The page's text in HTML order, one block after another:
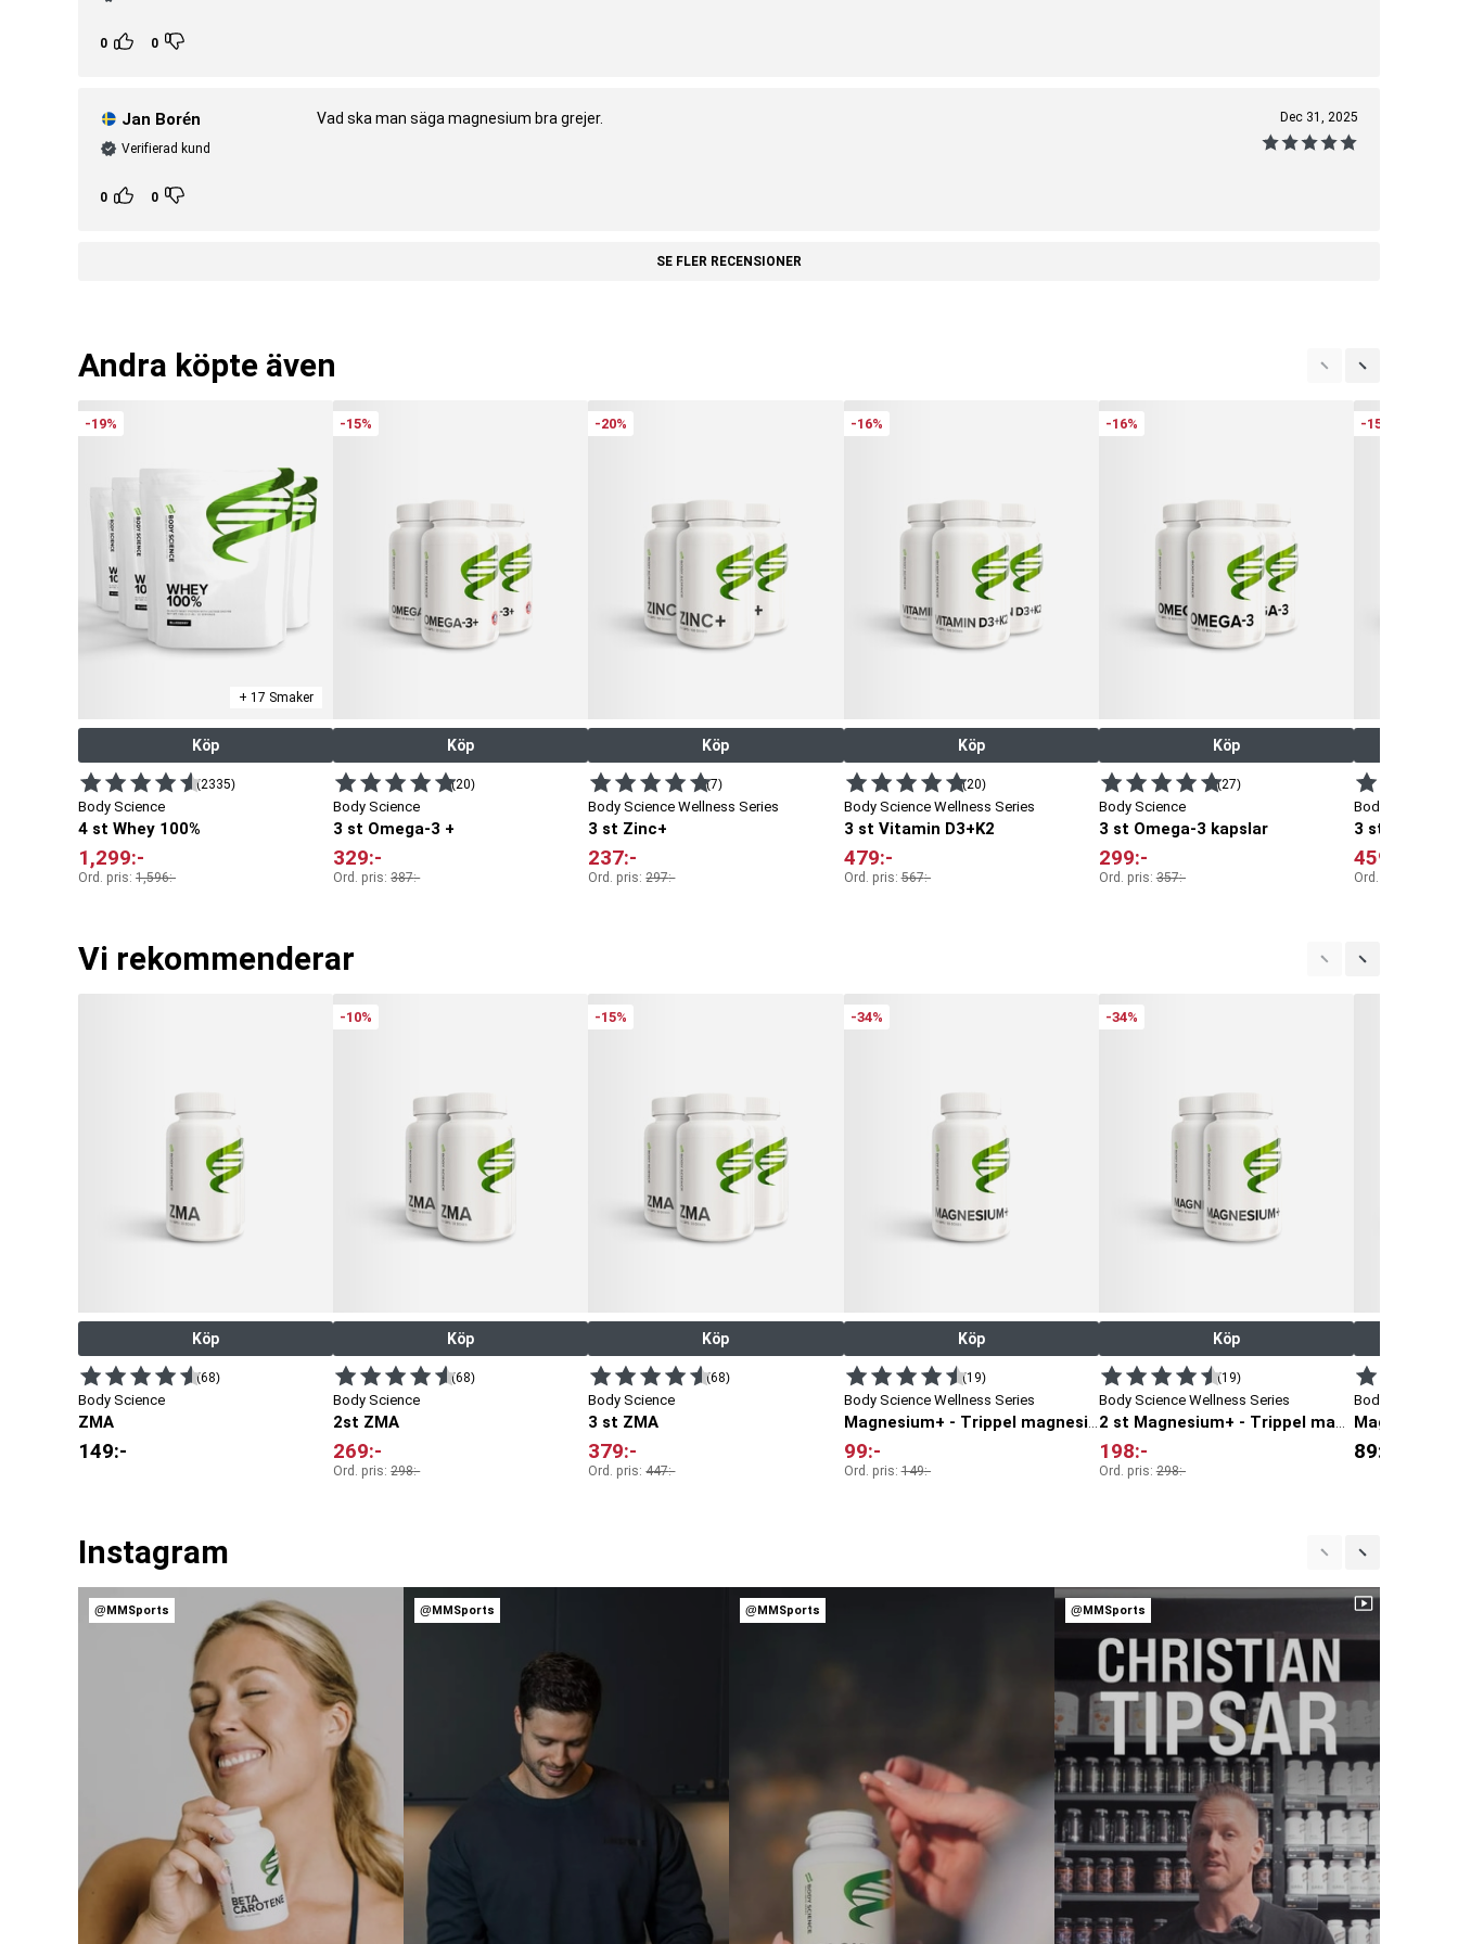
0 0
Jan Borén
Verifierad kund
0 0
Vad ska man säga magnesium bra grejer. Dec 31, 2025
SE FLER RECENSIONER
Andra köpte även
-19%
+ 17 Smaker
Köp
(2335)
Body Science
4 st Whey 100%
1,299:-
Ord. pris: 1,596:-
-15%
Köp
(20)
Body Science
3 st Omega-3 +
329:-
Ord. pris:387:-
-20%
Köp
(7)
Body Science Wellness Series
3 st Zinc+
237:-
Ord. pris:297:-
-16%
Köp
(20)
Body Science Wellness Series
3 st Vitamin D3+K2
479:-
Ord. pris:567:-
-16%
Köp
(27)
Body Science
3 st Omega-3 kapslar
299:-
Ord. pris:357:-
-15%
Body Science
3 st
459
Ord. pris:
Vi rekommenderar
Köp
(68)
Body Science
ZMA
149:-
-10%
Köp
(68)
Body Science
2st ZMA
269:-
Ord. pris:298:-
-15%
Köp
(68)
Body Science
3 st ZMA
379:-
Ord. pris:447:-
-34%
Köp
(19)
Body Science Wellness Series
Magnesium+ - Trippel magnesium
99:-
Ord. pris:149:-
-34%
Köp
(19)
Body Science Wellness Series
2 st Magnesium+ - Trippel magnesium
198:-
Ord. pris:298:-
Body Science
Magnesium
89:-
Instagram
@MMSports @MMSports @MMSports @MMSports